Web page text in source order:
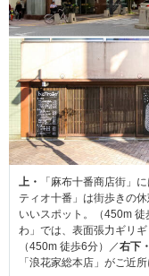
上・
「麻布十番商店街」
ティオ十番」は街歩きの
いいスポット。（450m 徒
わ」では、表面張力ギリ
（450m 徒歩6分）／右下・
「浪花家総本店」がご近